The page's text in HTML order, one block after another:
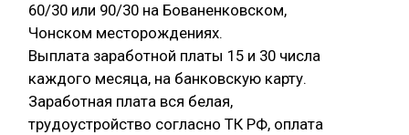
60/30 или 90/30 на Бованенковском,
Чонском месторождениях.
Выплата заработной платы 15 и 30 числа
каждого месяца, на банковскую карту.
Заработная плата вся белая,
трудоустройство согласно ТК РФ, оплата